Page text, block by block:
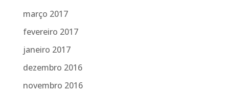
março 2017
fevereiro 2017
janeiro 2017
dezembro 2016
novembro 2016